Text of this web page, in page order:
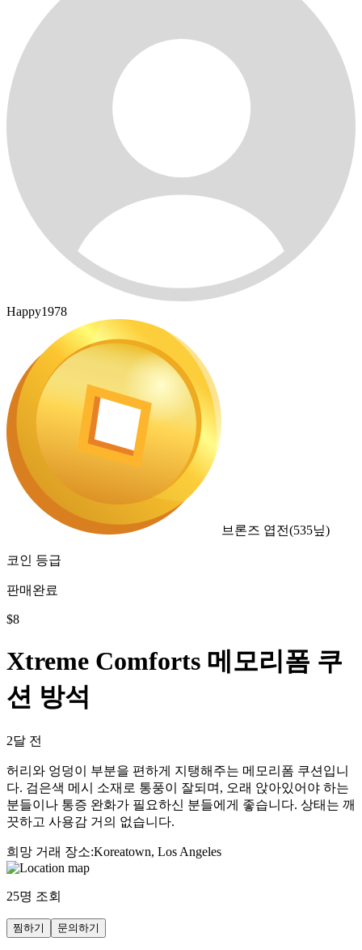
Happy1978
브론즈 엽전(535닢)
코인 등급
판매완료
$8
Xtreme Comforts 메모리폼 쿠
션 방석
2달 전
허리와 엉덩이 부분을 편하게 지탱해주는 메모리폼 쿠션입니
다. 검은색 메시 소재로 통풍이 잘되며, 오래 앉아있어야 하는
분들이나 통증 완화가 필요하신 분들에게 좋습니다. 상태는 깨
끗하고 사용감 거의 없습니다.
희망 거래 장소:Koreatown, Los Angeles
25명 조회
찜하기 문의하기